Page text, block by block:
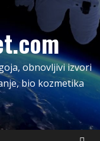
obnovljivi izvori
bio kozmetika